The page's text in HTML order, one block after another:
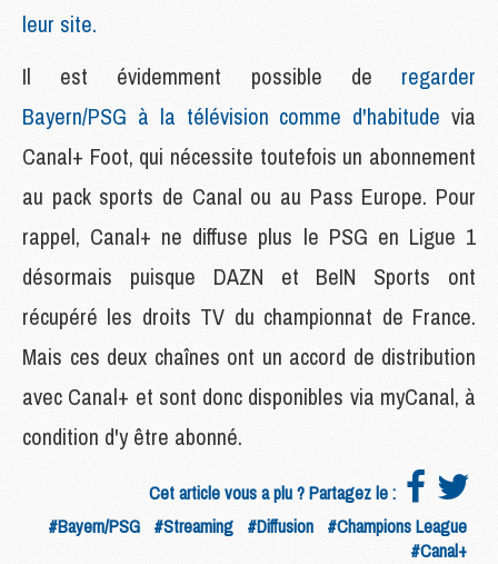
leur site.
Il est évidemment possible de regarder
Bayern/PSG à la télévision comme d'habitude via
Canal+ Foot, qui nécessite toutefois un abonnement
au pack sports de Canal ou au Pass Europe. Pour
rappel, Canal+ ne diffuse plus le PSG en Ligue 1
désormais puisque DAZN et BeIN Sports ont
récupéré les droits TV du championnat de France.
Mais ces deux chaînes ont un accord de distribution
avec Canal+ et sont donc disponibles via myCanal, à
condition d'y être abonné.
Cet article vous a plu ? Partagez le :
#Bayern/PSG #Streaming #Diffusion #Champions League
#Canal+